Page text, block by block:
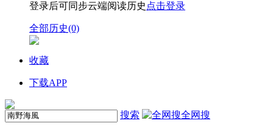
登录后可同步云端阅读历史 点击登录
全部历史(0)
收藏
下载APP
搜索 全网搜